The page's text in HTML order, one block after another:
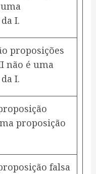
I.
proposições
não é uma
I.
proposição
falsa